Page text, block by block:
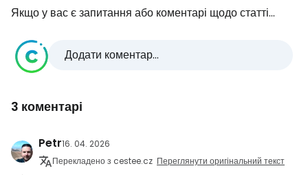
Якщо у вас є запитання або коментарі щодо статті...
Додати коментар...
3 коментарі
Petr16. 04. 2026
Перекладено з cestee.cz Переглянути оригінальний текст